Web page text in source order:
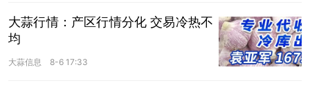
大蒜行情：产区行情分化 交易冷热不
均
大蒜信息 8-6 17:33